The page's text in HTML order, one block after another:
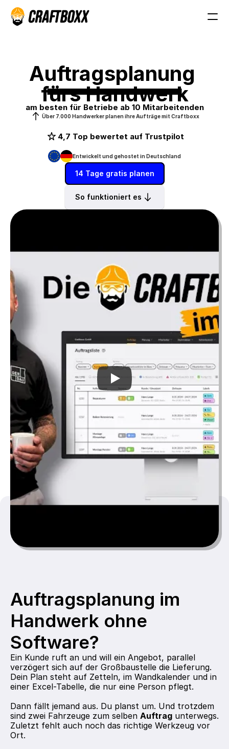
Auftragsplanung
fürs Handwerk
am besten für Betriebe ab 10 Mitarbeitenden
Über 7.000 Handwerker planen ihre Aufträge mit Craftboxx
4,7 Top bewertet auf Trustpilot
Entwickelt und gehostet in Deutschland
14 Tage gratis planen
So funktioniert es
Auftragsplanung im
Handwerk ohne
Software?
Ein Kunde ruft an und will ein Angebot, parallel
verzögert sich auf der Großbaustelle die Lieferung.
Dein Plan steht auf Zetteln, im Wandkalender und in
einer Excel-Tabelle, die nur eine Person pflegt.
Dann fällt jemand aus. Du planst um. Und trotzdem
sind zwei Fahrzeuge zum selben Auftrag unterwegs.
Zuletzt fehlt auch noch das richtige Werkzeug vor
Ort.